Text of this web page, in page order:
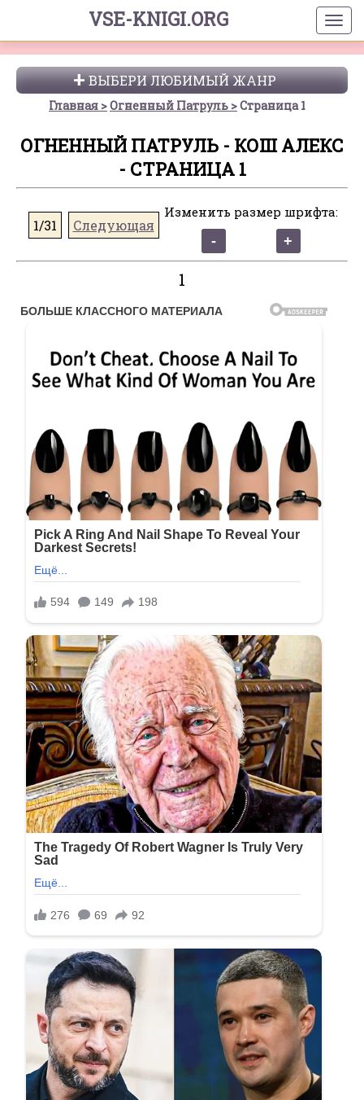
VSE-KNIGI.ORG
ВЫБЕРИ ЛЮБИМЫЙ ЖАНР
Главная Огненный Патруль Страница 1
ОГНЕННЫЙ ПАТРУЛЬ - КОШ АЛЕКС
- СТРАНИЦА 1
1/31 Следующая
Изменить размер шрифта:
1